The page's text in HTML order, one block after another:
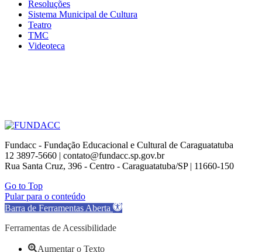
Resoluções
Sistema Municipal de Cultura
Teatro
TMC
Videoteca
Fundacc - Fundação Educacional e Cultural de Caraguatatuba
12 3897-5660 | contato@fundacc.sp.gov.br
Rua Santa Cruz, 396 - Centro - Caraguatatuba/SP | 11660-150
Go to Top
Pular para o conteúdo
Barra de Ferramentas Aberta
Ferramentas de Acessibilidade
Aumentar o Texto